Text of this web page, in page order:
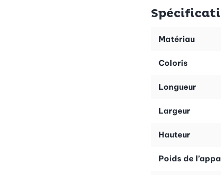
robuste, cet organiseur garantit une grande longévité
22 x 12,5 x 14,8 cm, votre nouvel accessoire trouvera
Un rangement optimal pour votre évier
la brosse et le chiffon tout en les laissant sécher
Si vous accordez de l’importance à la qualité, au
fonctionnalité et esthétique, et rend la vaisselle non
Matériau
Coloris
Longueur
Largeur
Hauteur
Poids de